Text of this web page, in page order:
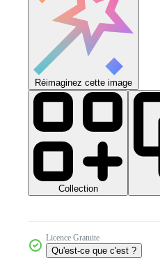
Réimaginez cette image
Collection
Licence Gratuite
Qu'est-ce que c'est ?